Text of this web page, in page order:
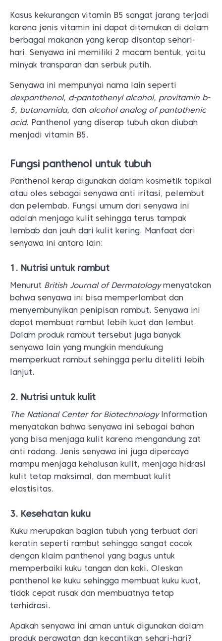
Kasus kekurangan vitamin B5 sangat jarang terjadi
karena jenis vitamin ini dapat ditemukan di dalam
berbagai makanan yang kerap disantap sehari-
hari. Senyawa ini memiliki 2 macam bentuk, yaitu
minyak transparan dan serbuk putih.
Senyawa ini mempunyai nama lain seperti
dexpanthenol, d-pantothenyl alcohol, provitamin b-
5, butanamida, dan alcohol analog of pantothenic
acid. Panthenol yang diserap tubuh akan diubah
menjadi vitamin B5.
Fungsi panthenol untuk tubuh
Panthenol kerap digunakan dalam kosmetik topikal
atau oles sebagai senyawa anti iritasi, pelembut
dan pelembab. Fungsi umum dari senyawa ini
adalah menjaga kulit sehingga terus tampak
lembab dan jauh dari kulit kering. Manfaat dari
senyawa ini antara lain:
1. Nutrisi untuk rambut
Menurut British Journal of Dermatologymenyatakan
bahwa senyawa ini bisa memperlambat dan
menyembunyikan penipisan rambut. Senyawa ini
dapat membuat rambut lebih kuat dan lembut.
Dalam produk rambut tersebut juga banyak
senyawa lain yang mungkin mendukung
memperkuat rambut sehingga perlu diteliti lebih
lanjut.
2. Nutrisi untuk kulit
The National Center for BiotechnologyInformation
menyatakan bahwa senyawa ini sebagai bahan
yang bisa menjaga kulit karena mengandung zat
anti radang. Jenis senyawa ini juga dipercaya
mampu menjaga kehalusan kulit, menjaga hidrasi
kulit tetap maksimal, dan membuat kulit
elastisitas.
3. Kesehatan kuku
Kuku merupakan bagian tubuh yang terbuat dari
keratin seperti rambut sehingga sangat cocok
dengan klaim panthenol yang bagus untuk
memperbaiki kuku tangan dan kaki. Oleskan
panthenol ke kuku sehingga membuat kuku kuat,
tidak cepat rusak dan membuatnya tetap
terhidrasi.
Apakah senyawa ini aman untuk digunakan dalam
produk perawatan dan kecantikan sehari-hari?